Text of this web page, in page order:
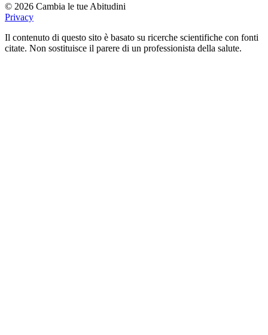
© 2026 Cambia le tue Abitudini
Privacy
Il contenuto di questo sito è basato su ricerche scientifiche con fonti
citate. Non sostituisce il parere di un professionista della salute.